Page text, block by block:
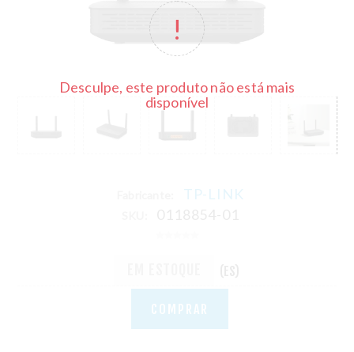
Desculpe, este produto não está mais
disponível
TP-LINK
COMPRAR